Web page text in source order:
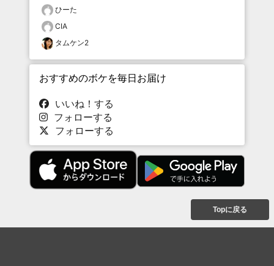
ひーた
CIA
タムケン2
おすすめのボケを毎日お届け
いいね！する
フォローする
フォローする
Topに戻る